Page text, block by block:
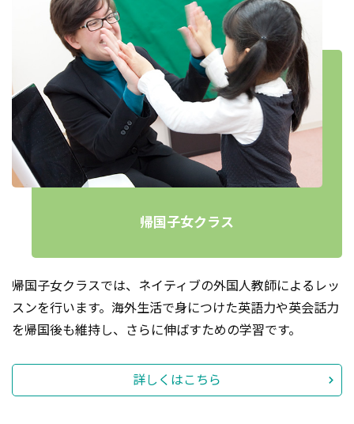
帰国子女クラス
帰国子女クラスでは、ネイティブの外国人教師によるレッ
スンを行います。海外生活で身につけた英語力や英会話力
を帰国後も維持し、さらに伸ばすための学習です。
詳しくはこちら